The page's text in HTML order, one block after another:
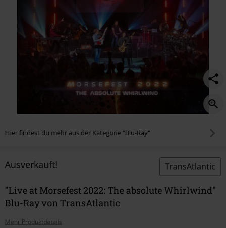
Hier findest du mehr aus der Kategorie "Blu-Ray"
Ausverkauft! TransAtlantic
"Live at Morsefest 2022: The absolute Whirlwind"
Blu-Ray von TransAtlantic
Mehr Produktdetails